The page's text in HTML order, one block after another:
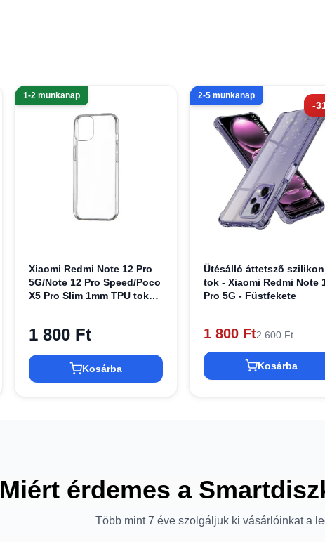
1-2 munkanap
Xiaomi Redmi Note 12 Pro
5G/Note 12 Pro Speed/Poco
X5 Pro Slim 1mm TPU tok
1 800 Ft
Kosárba
-
2-5 munkanap
Ütésálló áttetsző szilikon
tok - Xiaomi Redmi Note
Pro 5G - Füstfekete
1 800 Ft2 600 Ft
Kosárba
Miért érdemes a
Több mint 7 éve szolgáljuk ki vásárlóinkat a